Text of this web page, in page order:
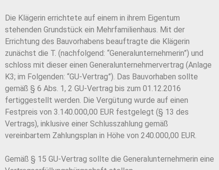
Die Klägerin errichtete auf einem in ihrem Eigentum
stehenden Grundstück ein Mehrfamilienhaus. Mit der
Errichtung des Bauvorhabens beauftragte die Klägerin
zunächst die T. (nachfolgend: “Generalunternehmerin”) und
schloss mit dieser einen Generalunternehmervertrag (Anlage
K3; im Folgenden: “GU-Vertrag”). Das Bauvorhaben sollte
gemäß § 6 Abs. 1, 2 GU-Vertrag bis zum 01.12.2016
fertiggestellt werden. Die Vergütung wurde auf einen
Festpreis von 3.140.000,00 EUR festgelegt (§ 13 des
Vertrags), inklusive einer Schlusszahlung gemäß
vereinbartem Zahlungsplan in Höhe von 240.000,00 EUR.
Gemäß § 15 GU-Vertrag sollte die Generalunternehmerin eine